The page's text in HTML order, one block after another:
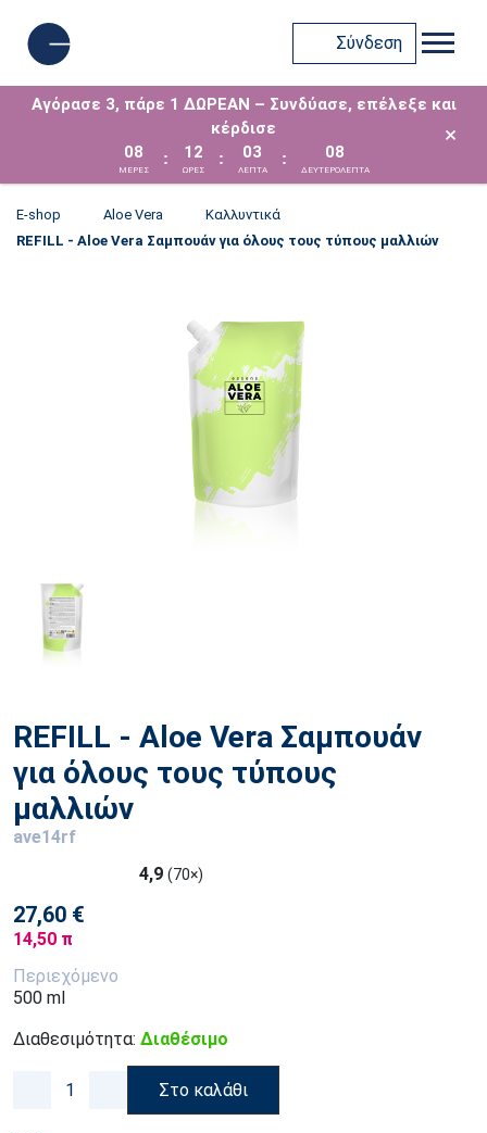
Σύνδεση
Αγόρασε 3, πάρε 1 ΔΩΡΕΑΝ – Συνδύασε, επέλεξε και
κέρδισε
08
ΜΈΡΕΣ
: 12
ΩΡΕΣ
: 03
ΛΕΠΤΑ
: 08
ΔΕΥΤΕΡΟΛΕΠΤΑ
×
E-shop Aloe Vera
Καλλυντικά
REFILL - Aloe Vera Σαμπουάν για όλους τους τύπους μαλλιών
REFILL - Aloe Vera Σαμπουάν
για όλους τους τύπους
μαλλιών
ave14rf
4,9 (70×)
27,60 €
14,50 π
Περιεχόμενο
500 ml
Διαθεσιμότητα: Διαθέσιμο
Στο καλάθι